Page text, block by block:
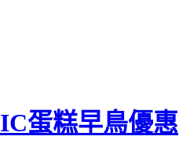
蛋糕早鳥優惠